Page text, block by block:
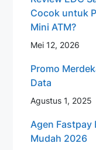
Cocok untuk
Mini ATM?
Mei 12, 2026
Promo
Data
Agustus 1, 2025
Agen Fastpay
Mudah 2026